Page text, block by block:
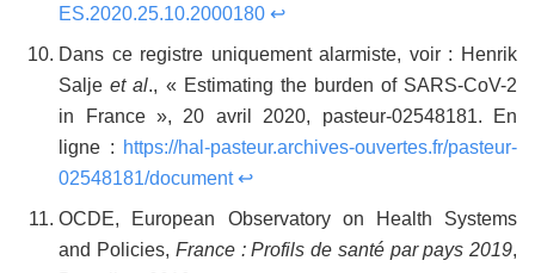
ES.2020.25.10.2000180 ↩
Dans ce registre uniquement alarmiste, voir : Henrik
Saljeet al., « Estimating the burden of SARS-CoV-2
in France », 20 avril 2020, pasteur-02548181. En
ligne : https://hal-pasteur.archives-ouvertes.fr/pasteur-
02548181/document ↩
OCDE, European Observatory on Health Systems
and Policies, France : Profils de santé par pays 2019,